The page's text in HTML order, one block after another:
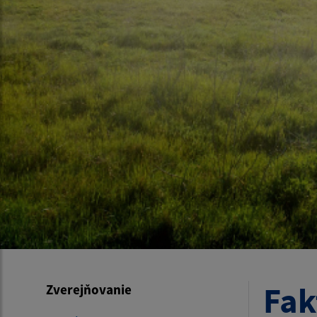
Zverejňovanie